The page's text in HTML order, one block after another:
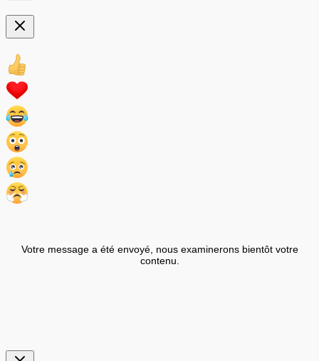
Votre message a été envoyé, nous examinerons bientôt votre
contenu.